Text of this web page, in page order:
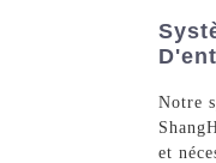
Notre
et